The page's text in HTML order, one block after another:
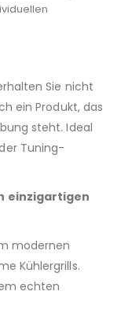
Sie nicht
ein Produkt, das
steht. Ideal
Tuning-
einzigartigen
modernen
Kühlergrills.
echten